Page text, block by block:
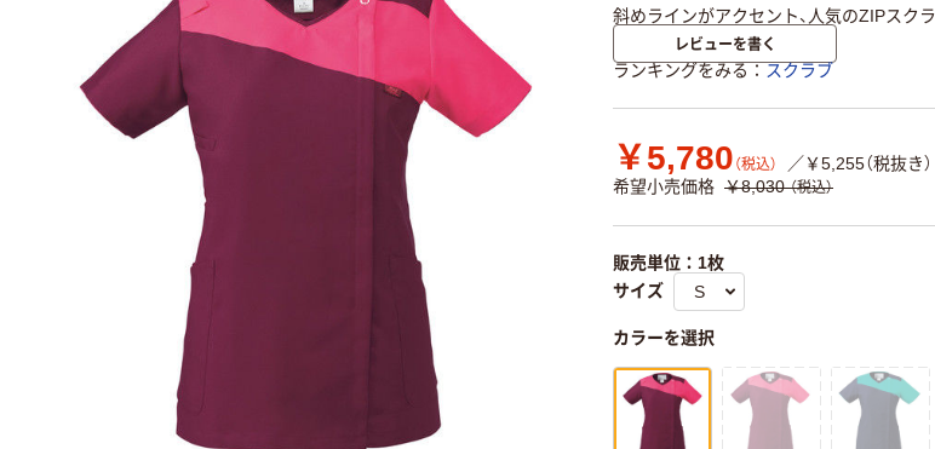
斜めラインがアクセント、人気のZIPスクラ
レビューを書く
ランキングをみる スクラブ
￥5,780 （税込）
／￥5,255（税抜き）
希望小売価格 ￥8,030 （税込）
販売単位：1枚
サイズ
カラーを選択